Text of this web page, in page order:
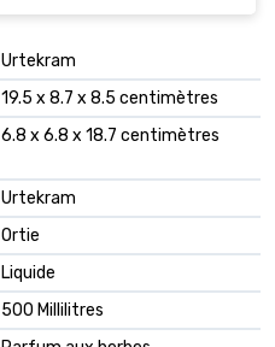
‎Urtekram
‎19.5 x 8.7 x 8.5 centimètres
‎6.8 x 6.8 x 18.7 centimètres
‎Urtekram
‎Ortie
‎Liquide
‎500 Millilitres